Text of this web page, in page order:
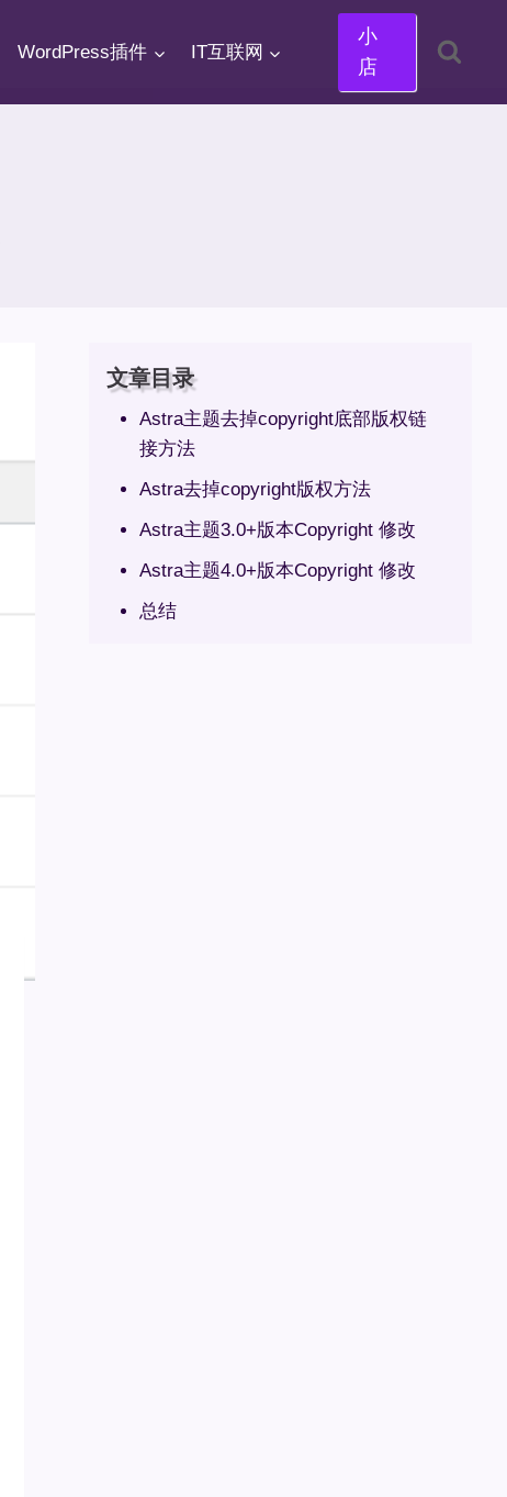
WordPress插件 IT互联网
小
店
文章目录
Astra主题去掉copyright底部版权链
接方法
Astra去掉copyright版权方法
Astra主题3.0+版本Copyright 修改
Astra主题4.0+版本Copyright 修改
总结